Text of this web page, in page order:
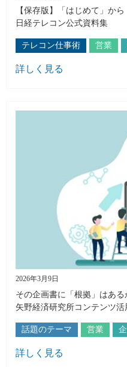
【保存版】「はじめて」か
日経テレコン公式資料集
テレコン仕事術 営業
詳しく見る
2026年3月9日
その企画書に「根拠」はある
矢野経済研究所コンテンツ活
話題のテーマ 営業
詳しく見る